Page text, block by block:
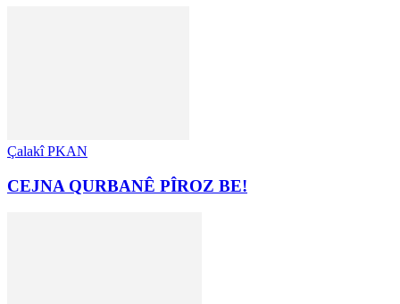
Çalakî PKAN
CEJNA QURBANÊ PÎROZ BE!